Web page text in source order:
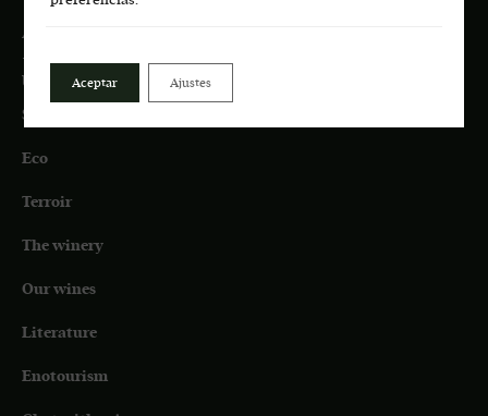
About us:
+34 687 45 72 35
bodega.lasmoradas@grupoenate.es
Shop
Eco
Terroir
The winery
Our wines
Literature
Enotourism
Aceptar Ajustes